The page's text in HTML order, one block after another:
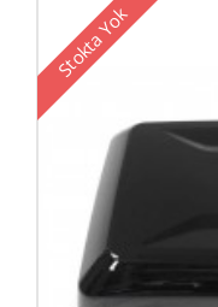
Stokta Yok